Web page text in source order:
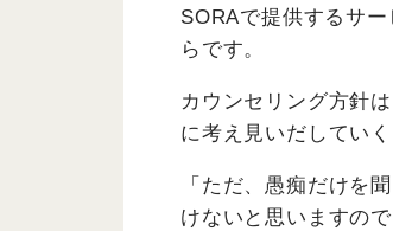
SORAで提供するサ
らです。
カウンセリング方針
に考え見いだしていく
「ただ、愚痴だけを
けないと思いますの